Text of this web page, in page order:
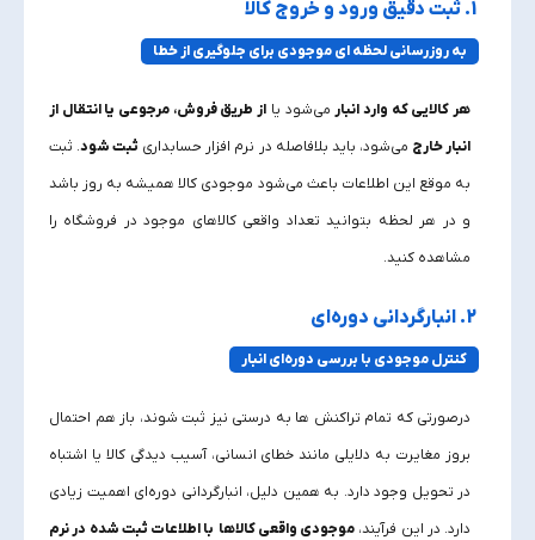
1. ثبت دقیق ورود و خروج کالا
به‌ روزرسانی لحظه‌ ای موجودی برای جلوگیری از خطا
هر کالایی که وارد انبار می‌شود یا از طریق فروش، مرجوعی یا انتقال از
انبار خارج می‌شود، باید بلافاصله در نرم افزار حسابداری ثبت شود. ثبت
به‌ موقع این اطلاعات باعث می‌شود موجودی کالا همیشه به‌ روز باشد
و در هر لحظه بتوانید تعداد واقعی کالاهای موجود در فروشگاه را
مشاهده کنید.
2. انبارگردانی دوره‌ای
کنترل موجودی با بررسی دوره‌ای انبار
درصورتی که تمام تراکنش‌ ها به‌ درستی نیز ثبت شوند، باز هم احتمال
بروز مغایرت به دلایلی مانند خطای انسانی، آسیب‌ دیدگی کالا یا اشتباه
در تحویل وجود دارد. به همین دلیل، انبارگردانی دوره‌ای اهمیت زیادی
دارد. در این فرآیند، موجودی واقعی کالاها با اطلاعات ثبت‌ شده در نرم‌